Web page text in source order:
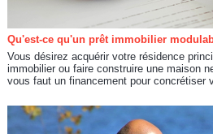
Qu'est-ce qu'un prêt immobilier
Vous désirez acquérir votre résidence
immobilier ou faire construire une maison
vous faut un financement pour concrétiser